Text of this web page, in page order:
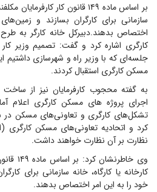
بر اساس ماده ۱۴۹ قانون کار
سازمانی برای کارگران بسازند و
کارگری اشاره کرد و گفت: تصمیم وزیر
جلسه‌ای که با وزیر راه و شهرسازی داشتیم
مسکن کارگری استقبال کردند.
به گفته محجوب کارفرمایان نیز از
اجرای پروژه های مسکن کارگری اعلام
تشکل‌های کارگری و تعاونی‌های مسکن
کرد و اتحادیه تعاونی‌های مسکن
نظارت بر آن نظارت خواهند داشت.
وی
کارخانه یا کارگاه، خانه سازمانی برای
خود را به این امر اختصاص بدهند.